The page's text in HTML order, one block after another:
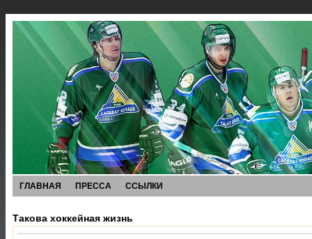
ГЛАВНАЯ ПРЕССА ССЫЛКИ
Такова хоккейная жизнь